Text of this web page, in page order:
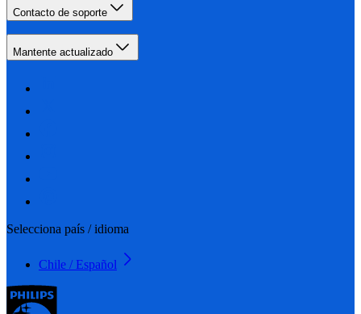
Contacto de soporte
Mantente actualizado
Selecciona país / idioma
Chile / Español